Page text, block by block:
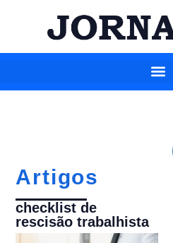
Artigos
checklist de
rescisão trabalhista